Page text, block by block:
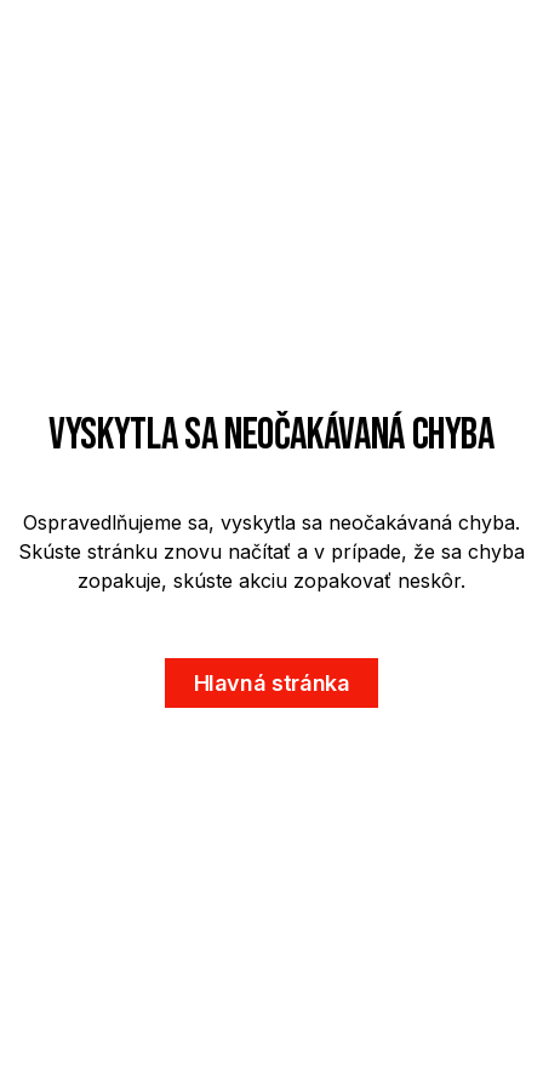
Vyskytla sa neočakávaná chyba
Ospravedlňujeme sa, vyskytla sa neočakávaná chyba.
Skúste stránku znovu načítať a v prípade, že sa chyba
zopakuje, skúste akciu zopakovať neskôr.
Hlavná stránka